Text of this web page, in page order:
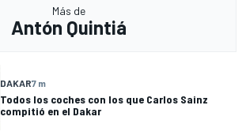
Más de
Antón Quintiá
DAKAR7 m
Todos los coches con los que Carlos Sainz
compitió en el Dakar